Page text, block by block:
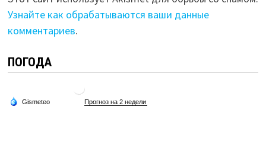
Узнайте как обрабатываются ваши данные
комментариев.
ПОГОДА